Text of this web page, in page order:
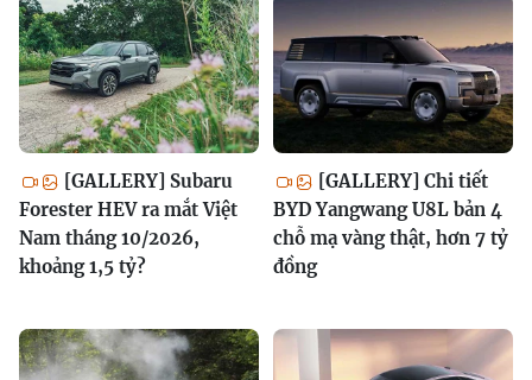
[GALLERY] Subaru
Forester HEV ra mắt Việt
Nam tháng 10/2026,
khoảng 1,5 tỷ?
[GALLERY] Chi tiết
BYD Yangwang U8L bản 4
chỗ mạ vàng thật, hơn 7 tỷ
đồng